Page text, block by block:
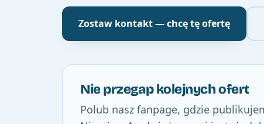
Zostaw kontakt — chcę tę ofertę
Nie przegap kolejnych ofert
Polub nasz fanpage, gdzie